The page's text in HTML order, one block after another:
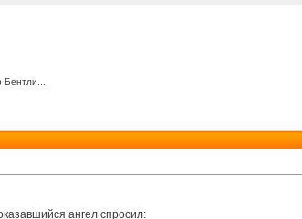
Бентли...
ангел спросил: